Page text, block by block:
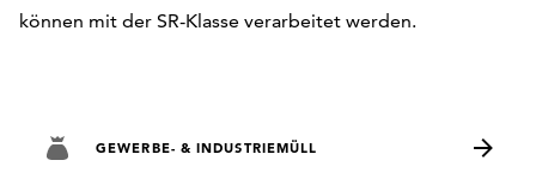
können mit der SR-Klasse verarbeitet werden.
GEWERBE- & INDUSTRIEMÜLL